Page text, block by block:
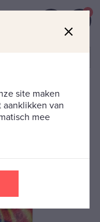
0
site maken
van
mee